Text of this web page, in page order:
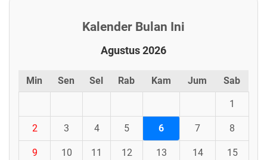
Kalender Bulan Ini
Agustus 2026
Min Sen Sel Rab Kam Jum Sab
1
2 3 4 5 6 7 8
9 10 11 12 13 14 15